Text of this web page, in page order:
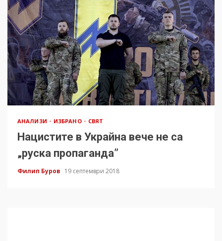
АНАЛИЗИ ИЗБРАНО СВЯТ
Нацистите в Украйна вече не са
„руска пропаганда”
Филип Буров 19 септември 2018